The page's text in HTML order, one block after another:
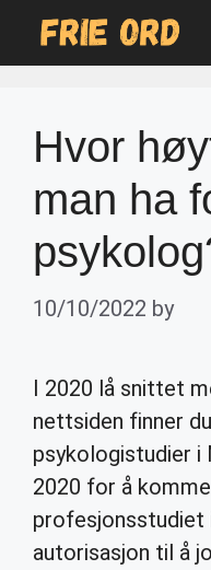
Hvor
man ha
10/10/2022 by
I 2020 lå snittet
nettsiden finner
psykologistudier i
2020 for å
profesjonsstudiet
autorisasjon til å